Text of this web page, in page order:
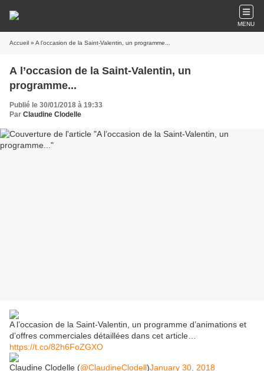
MENU
Accueil » A l’occasion de la Saint-Valentin, un programme...
A l’occasion de la Saint-Valentin, un
programme...
Publié le 30/01/2018 à 19:33
Par Claudine Clodelle
A l’occasion de la Saint-Valentin, un programme d’animations et
d’offres commerciales détaillées dans cet article…
https://t.co/82h6FoZGXO
Claudine Clodelle (@ClaudineClodell)January 30, 2018